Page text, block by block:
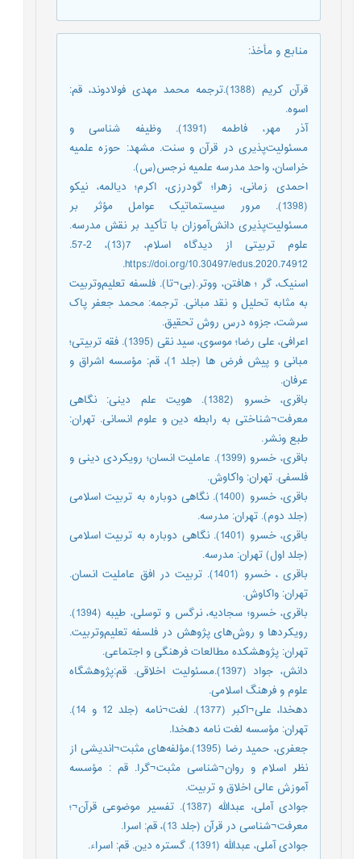
منابع و مأخذ:
قرآن کریم (1388).ترجمه محمد مهدی فولادوند، قم:
اسوه.
آذر مهر، فاطمه (1391). وظیفه شناسی و
مسئولیت‌پذیری در قرآن و سنت. مشهد: حوزه علمیه
خراسان، واحد مدرسه علمیه نرجس(س).
احمدی زمانی، زهرا؛ گودرزی، اکرم؛ دیالمه، نیکو
(1398). مرور سیستماتیک عوامل مؤثر بر
مسئولیت‌پذیری دانش‌آموزان با تأکید بر نقش مدرسه.
علوم تربیتی از دیدگاه اسلام، 7(13)، 2-57.
https://doi.org/10.30497/edus.2020.74912.
اسنیک، گر ؛ هافتن، ووتر.(بی¬تا). فلسفه تعلیم‌و‌تربیت
به مثابه تحلیل و نقد مبانی. ترجمه: محمد جعفر پاک
سرشت، جزوه درس روش تحقیق.
اعرافی، علی رضا؛ موسوی، سید نقی (1395). فقه تربیتی؛
مبانی و پیش فرض ها (جلد 1)، قم: مؤسسه اشراق و
عرفان.
باقری، خسرو (1382). هویت علم دینی: نگاهی
معرفت¬شناختی به رابطه دین و علوم انسانی. تهران:
طبع ونشر.
باقری، خسرو (1399). عاملیت انسان؛ رویکردی دینی و
فلسفی. تهران: واکاوش.
باقری، خسرو (1400). نگاهی دوباره به تربیت اسلامی
(جلد دوم). تهران: مدرسه.
باقری، خسرو (1401). نگاهی دوباره به تربیت اسلامی
(جلد اول) تهران: مدرسه.
باقری ، خسرو (1401). تربیت در افق عاملیت انسان.
تهران: واکاوش.
باقری، خسرو؛ سجادیه، نرگس و توسلی، طیبه (1394).
رویکردها و روش‌های پژوهش در فلسفه تعلیم‌و‌تربیت.
تهران: پژوهشکده مطالعات فرهنگی و اجتماعی.
دانش، جواد (1397).مسئولیت اخلاقی. قم:پژوهشگاه
علوم و فرهنگ اسلامی.
دهخدا، علی¬اکبر (1377). لغت¬نامه (جلد 12 و 14).
تهران: مؤسسه لغت نامه دهخدا.
جعفری، حمید رضا (1395).مؤلفه‌های مثبت¬اندیشی از
نظر اسلام و روان¬شناسی مثبت¬گرا. قم : مؤسسه
آموزش عالی اخلاق و تربیت.
جوادی آملی، عبدالله (1387). تفسیر موضوعی قرآن¬؛
معرفت¬شناسی در قرآن (جلد 13)، قم: اسرا.
جوادی آملی، عبدالله (1391). گستره دین. قم: اسراء.